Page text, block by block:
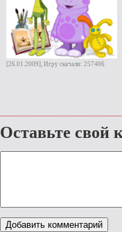
[26.01.2009], Игру скачали: 257406
Оставьте свой